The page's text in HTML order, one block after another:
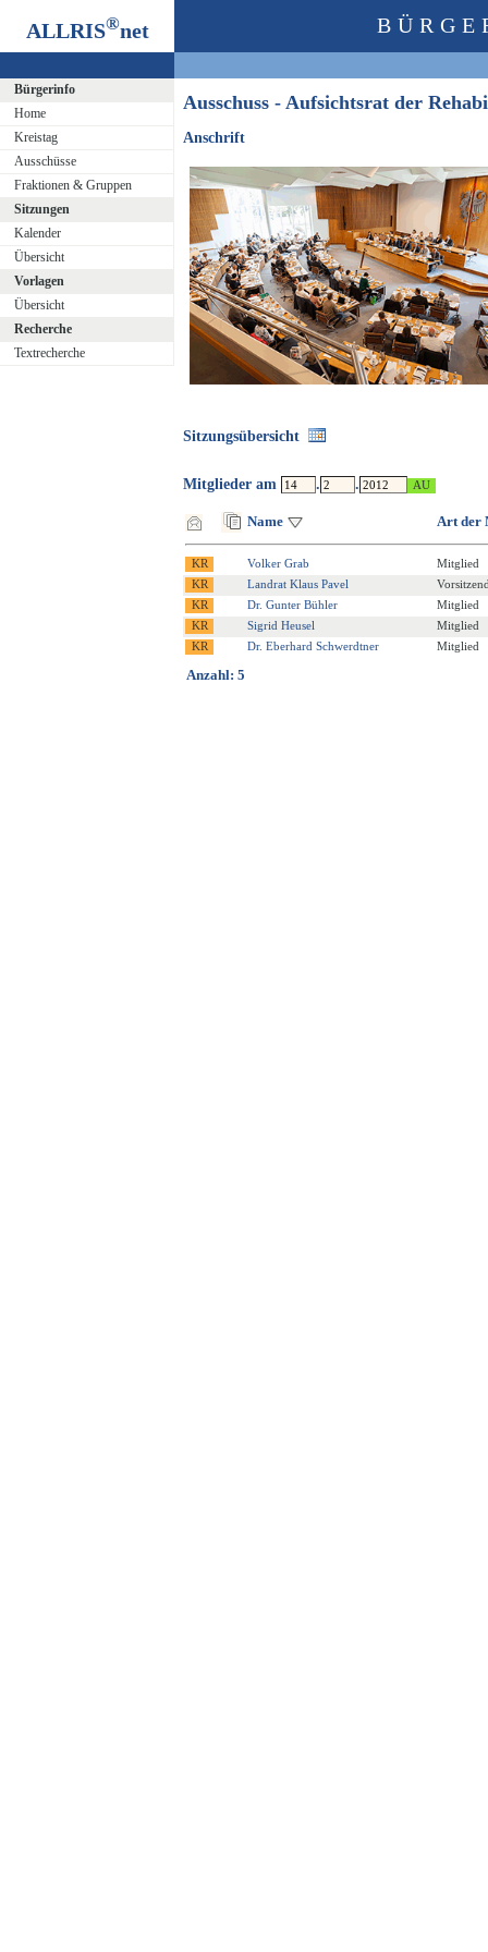
ALLRIS®net
Bürgerinfo
Home
Kreistag
Ausschüsse
Fraktionen & Gruppen
Sitzungen
Kalender
Übersicht
Vorlagen
Übersicht
Recherche
Textrecherche
Ausschuss - Aufsichtsrat der
Anschrift
Sitzungsübersicht
Mitglieder am . .
Name Art der
Volker Grab
Mitglied
Landrat Klaus Pavel
Dr. Gunter Bühler
Mitglied
Sigrid Heusel
Mitglied
Dr. Eberhard Schwerdtner
Mitglied
Anzahl: 5